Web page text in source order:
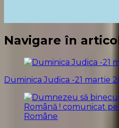
Navigare în
Duminica Judica -21 martie